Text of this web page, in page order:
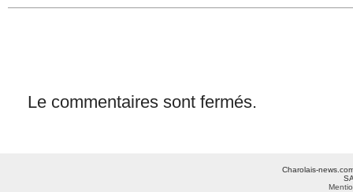
Le commentaires sont fermés.
Charolais-